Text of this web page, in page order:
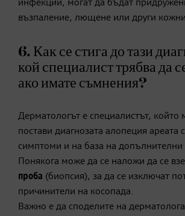
инфекции, могат да бъдат
възпаление, лющене или други
6. Как се стига до тази
кой специалист трябва да
ако имате съмнения?
Дерматологът е специалистът, който
постави диагнозата алопеция ареата
симптоми и на база на допълнителни
Понякога може да се наложи да се
проба (биопсия), за да се изключат
причинители на косопада.
Важно е да споделите на дерматолога